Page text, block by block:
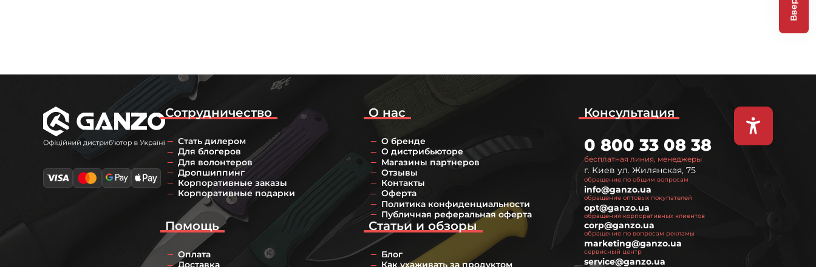
Вверх
О нас
О бренде
О дистрибьюторе
Магазины партнеров
Отзывы
Контакты
Оферта
Политика конфиденциальности
Публичная реферальная оферта
Сотрудничество
Стать дилером
Для блогеров
Для волонтеров
Дропшиппинг
Корпоративные заказы
Корпоративные подарки
Статьи и обзоры
Блог
Как ухаживать за продуктом
Помощь
Оплата
Доставка
Консультация
бесплатная линия, менеджеры
0 800 33 08 38
г. Киев ул. Жилянская, 75
обращение по общим вопросам
info@ganzo.ua
обращение оптовых покупателей
opt@ganzo.ua
обращения корпоративных клиентов
corp@ganzo.ua
обращение по вопросам рекламы
marketing@ganzo.ua
сервисный центр
service@ganzo.ua